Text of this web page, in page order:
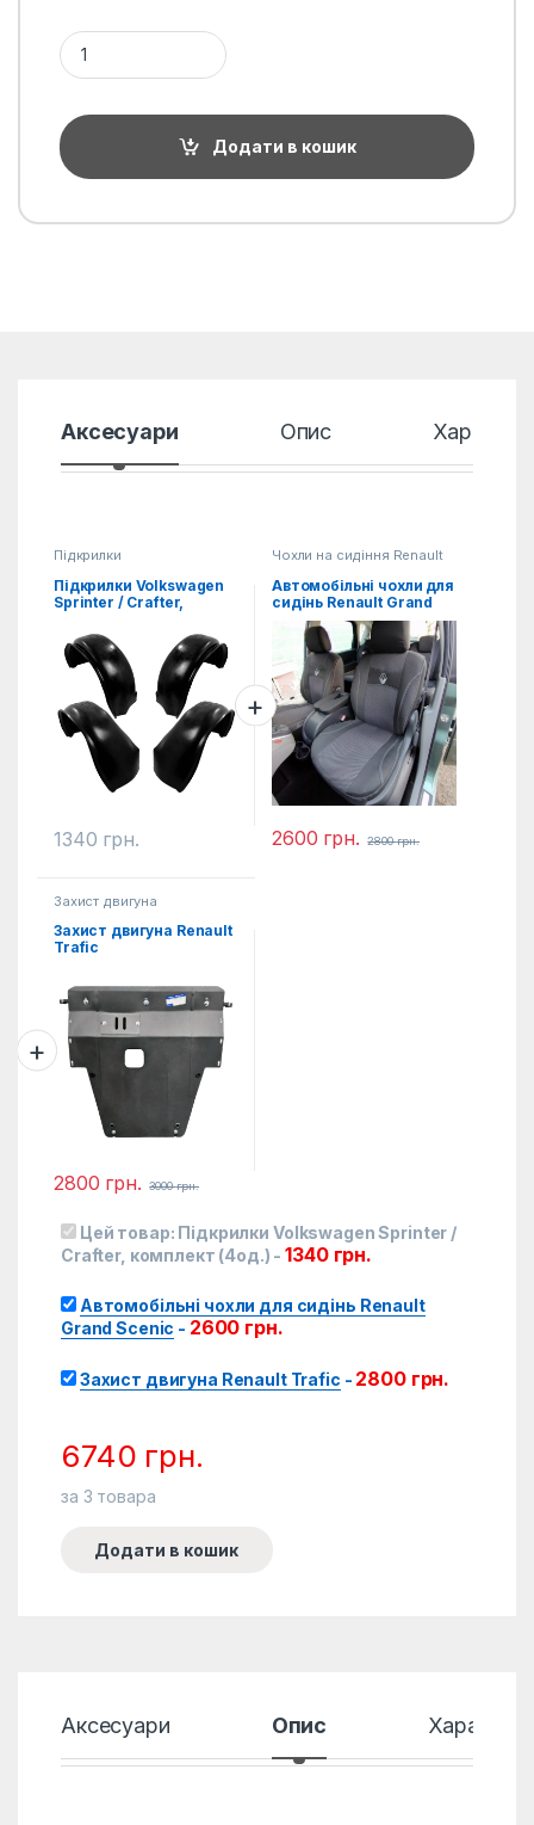
Підкрилки Volkswagen Sprinter / Crafter, комплект (4од.)
Додати в кошик
Аксесуари Опис
Підкрилки
Підкрилки Volkswagen
Sprinter / Crafter,
1340 грн.
Чохли на сидіння Renault
Автомобільні чохли для
сидінь Renault Grand
Scenic
2600 грн. 2800грн.
Захист двигуна
Захист двигуна Renault
Trafic
2800 грн. 3000грн.
Цей товар: Підкрилки Volkswagen Sprinter /
Crafter, комплект (4од.) -1340 грн.
Автомобільні чохли для сидінь Renault
Grand Scenic - 2600 грн.
Захист двигуна Renault Trafic - 2800 грн.
6740 грн.
за 3 товара
Додати в кошик
Аксесуари Опис